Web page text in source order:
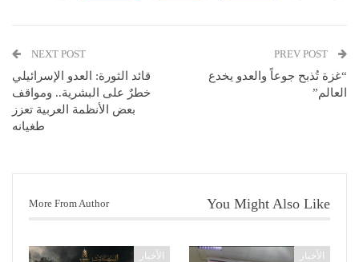
“غزة تُذبح جوعاً والعدو يخدع
العالم”
NEXT POST
قائد الثورة: العدو الإسرائيلي
خطرٌ على البشرية.. ومواقف
بعض الأنظمة العربية تعزز
طغيانه
You Might Also Like
More From Author
الأخبار الأخبار